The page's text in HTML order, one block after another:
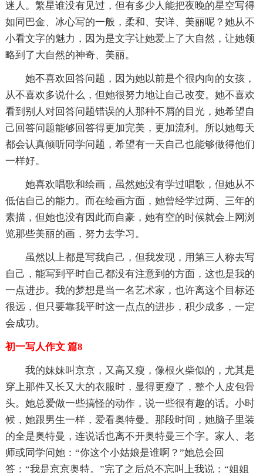
迷人。繁星谁没有见过，但有多少人能把夜晚的星空写得
如同巴金、冰心写的一般，柔和、安详、美丽呢？她从不
小看文字的魅力，因为是文字让她爱上了大自然，让她领
略到了大自然的神奇、美丽。
她不喜欢回答问题，因为她以前是个很内向的女孩，
从不喜欢多说什么，但她很努力地让自己改变。她不喜欢
看到别人对回答问题错误的人那种不屑的目光，她希望自
己回答问题能够回答得更加完美，更加流利。所以她每天
都会认真倾听同学问题，希望有一天自己也能够做得他们
一样好。
她喜欢唱歌和绘画，虽然她没有学过唱歌，但她从不
低估自己的能力。而在绘画方面，她曾经学过两、三年的
素描，但她也没有因此而自豪，她有空的时候就会上网浏
览那些美丽的画，努力去学习。
虽然以上都是写我自己，但我发现，用第三人称去写
自己，能写到平时自己都没有注意到的方面，这也是我的
一点进步。我的梦想是当一名艺术家，也许离这个目标还
很远，但只要靠我平时这一点点的进步，积少成多，一定
会成功。
初一写人作文 篇8
我的妹妹叫京京，又高又瘦，像根火柴似的，尤其是
穿上那件又长又大的衣服时，显得更瘦了，整个人皮包骨
头。她总爱做一些搞怪的动作，说一些很有趣的话。小时
候，她跟男生一样，爱看奥特曼。那段时间，她脑子里装
的全是奥特曼，连说话也离不开奥特曼三个字。家人、老
师或同学问她：“你这个小姑娘是谁啊？”她总会回
答：“我是京京奥特。”完了之后总不忘叫上我说：“姐姐